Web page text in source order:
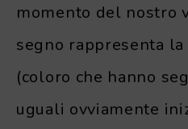
momento del nostro
segno rappresenta
(coloro che hanno
uguali ovviamente